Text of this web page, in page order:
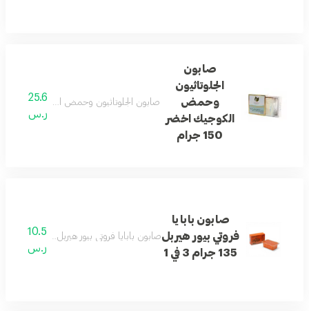
صابون
الجلوتاثيون
وحمض
الكوجيك اخضر
150 جرام
صابون الجلوتاثيون وحمض الكوجيك ينظف
25.6
ر.س
صابون بابايا
فروتي بيور هيربل
135 جرام 3 في 1
صابون بابايا فروتي بيور هيربل 3 في 1 ينظف البشرة ويساعد على نعومتها وإشراقها.
10.5
ر.س